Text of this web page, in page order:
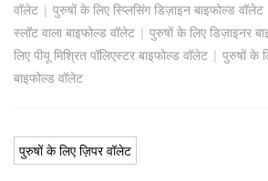
वॉलेट | पुरुषों के लिए स्प्लिसिंग डिज़ाइन बाइफोल्ड वॉलेट
स्लॉट वाला बाइफोल्ड वॉलेट | पुरुषों के लिए डिज़ाइनर
लिए पीयू मिश्रित पॉलिएस्टर बाइफोल्ड वॉलेट | पुरुषों के
बाइफोल्ड वॉलेट
पुरुषों के लिए ज़िपर वॉलेट